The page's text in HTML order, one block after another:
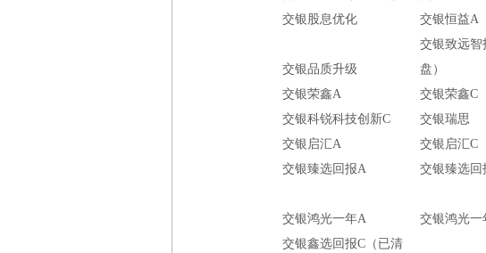
交银股息优化
交银恒益A
交银品质升级
交银致远智
盘）
交银荣鑫A
交银荣鑫C
交银科锐科技创新C
交银瑞思
交银启汇A
交银启汇C
交银臻选回报A
交银臻选回
交银鸿光一年A 交银鸿光一
交银鑫选回报C（已清